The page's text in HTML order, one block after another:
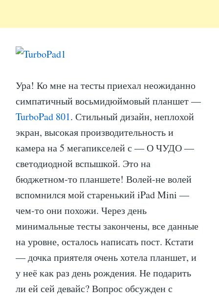
Ура! Ко мне на тесты приехал неожиданно
симпатичный восьмидюймовый планшет —
TurboPad 801. Стильный дизайн, неплохой
экран, высокая производительность и
камера на 5 мегапикселей с — О ЧУДО —
светодиодной вспышкой. Это на
бюджетном-то планшете! Волей-не волей
вспомнился мой старенький iPad Mini —
чем-то они похожи. Через день
минимальные тесты закончены, все данные
на уровне, осталось написать пост. Кстати
— дочка приятеля очень хотела планшет, и
у неё как раз день рождения. Не подарить
ли ей сей девайс? Вопрос обсужден с